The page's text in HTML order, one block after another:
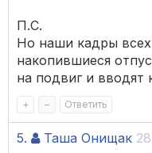
П.С.
Но наши кадры всех
накопившиеся
на подвиг и вводят
+ – Ответить
5. Таша Онищак